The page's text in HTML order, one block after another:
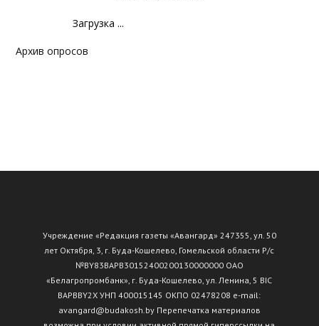
Загрузка ...
Архив опросов
Учреждение «Редакция газеты «Авангард» 247355, ул. 50
лет Октября, 3, г. Буда-Кошелево, Гомельской области Р/с
№ВY83ВАРВ30152400200130000000 ОАО
«Белагропромбанк», г. Буда-Кошелево, ул. Ленина, 5 BIC
BAPBBY2X УНП 400015145 ОКПО 02478208 e-mail:
avangard@budakosh.by Перепечатка материалов